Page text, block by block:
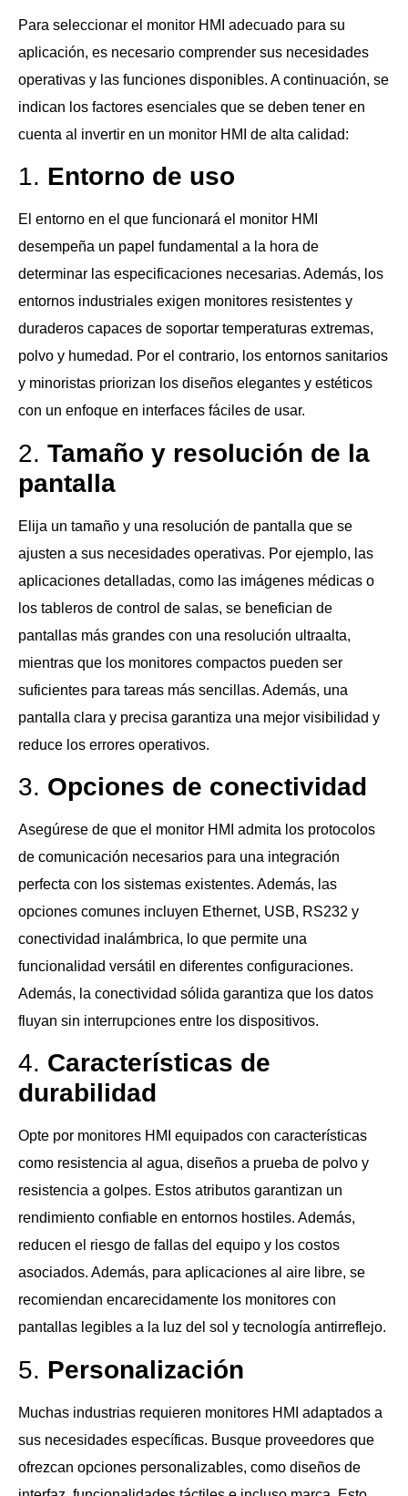
Para seleccionar el monitor HMI adecuado para su
aplicación, es necesario comprender sus necesidades
operativas y las funciones disponibles. A continuación, se
indican los factores esenciales que se deben tener en
cuenta al invertir en un monitor HMI de alta calidad:
1. Entorno de uso
El entorno en el que funcionará el monitor HMI
desempeña un papel fundamental a la hora de
determinar las especificaciones necesarias. Además, los
entornos industriales exigen monitores resistentes y
duraderos capaces de soportar temperaturas extremas,
polvo y humedad. Por el contrario, los entornos sanitarios
y minoristas priorizan los diseños elegantes y estéticos
con un enfoque en interfaces fáciles de usar.
2. Tamaño y resolución de la
pantalla
Elija un tamaño y una resolución de pantalla que se
ajusten a sus necesidades operativas. Por ejemplo, las
aplicaciones detalladas, como las imágenes médicas o
los tableros de control de salas, se benefician de
pantallas más grandes con una resolución ultraalta,
mientras que los monitores compactos pueden ser
suficientes para tareas más sencillas. Además, una
pantalla clara y precisa garantiza una mejor visibilidad y
reduce los errores operativos.
3. Opciones de conectividad
Asegúrese de que el monitor HMI admita los protocolos
de comunicación necesarios para una integración
perfecta con los sistemas existentes. Además, las
opciones comunes incluyen Ethernet, USB, RS232 y
conectividad inalámbrica, lo que permite una
funcionalidad versátil en diferentes configuraciones.
Además, la conectividad sólida garantiza que los datos
fluyan sin interrupciones entre los dispositivos.
4. Características de
durabilidad
Opte por monitores HMI equipados con características
como resistencia al agua, diseños a prueba de polvo y
resistencia a golpes. Estos atributos garantizan un
rendimiento confiable en entornos hostiles. Además,
reducen el riesgo de fallas del equipo y los costos
asociados. Además, para aplicaciones al aire libre, se
recomiendan encarecidamente los monitores con
pantallas legibles a la luz del sol y tecnología antirreflejo.
5. Personalización
Muchas industrias requieren monitores HMI adaptados a
sus necesidades específicas. Busque proveedores que
ofrezcan opciones personalizables, como diseños de